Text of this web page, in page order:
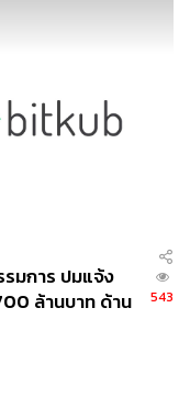
มการ ปมแจ้ง
ล้านบาท ด้าน
543